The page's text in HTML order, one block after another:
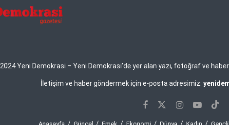
2024 Yeni Demokrasi – Yeni Demokrasi’de yer alan yazı, fotoğraf ve
İletişim ve haber göndermek için e-posta adresimiz: